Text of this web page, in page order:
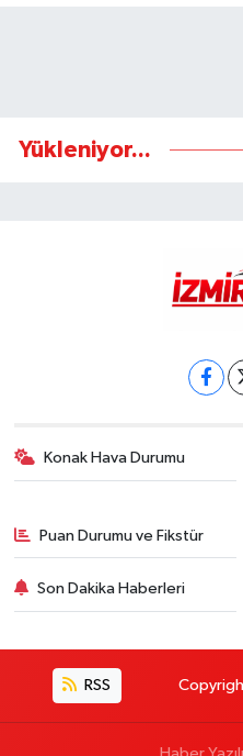
Yükleniyor...
Konak Hava Durumu
Puan Durumu ve Fikstür
Son Dakika Haberleri
RSS